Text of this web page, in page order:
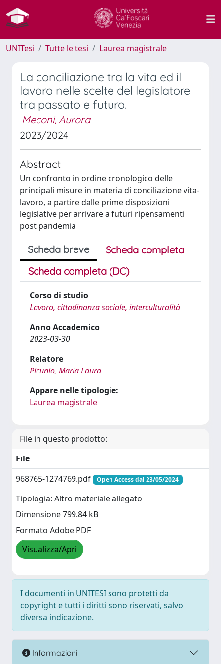
UNITesi Tutte le tesi Laurea magistrale
La conciliazione tra la vita ed il
lavoro nelle scelte del legislatore
tra passato e futuro.
Meconi, Aurora
2023/2024
Abstract
Un confronto in ordine cronologico delle
principali misure in materia di conciliazione vita-
lavoro, a partire dalle prime disposizioni
legislative per arrivare a futuri ripensamenti
post pandemia
Scheda breve
Scheda completa
Scheda completa (DC)
Corso di studio
Lavoro, cittadinanza sociale, interculturalità
Anno Accademico
2023-03-30
Relatore
Picunio, Maria Laura
Appare nelle tipologie:
Laurea magistrale
File in questo prodotto:
File
968765-1274769.pdf
Open Access dal 23/05/2024
Tipologia: Altro materiale allegato
Dimensione 799.84 kB
Formato Adobe PDF
Visualizza/Apri
I documenti in UNITESI sono protetti da
copyright e tutti i diritti sono riservati, salvo
diversa indicazione.
Informazioni